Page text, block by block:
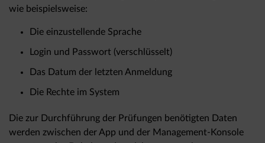
wie beispielsweise:
Die einzustellende Sprache
Login und Passwort (verschlüsselt)
Das Datum der letzten Anmeldung
Die Rechte im System
Die zur Durchführung der Prüfungen benötigten Daten
werden zwischen der App und der Management-Konsole